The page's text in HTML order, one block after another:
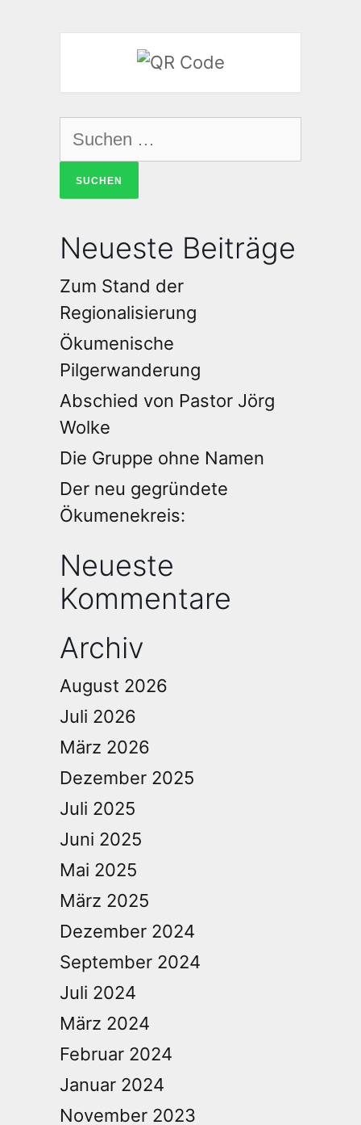
Neueste Beiträge
Zum Stand der
Regionalisierung
Ökumenische
Pilgerwanderung
Abschied von Pastor Jörg
Wolke
Die Gruppe ohne Namen
Der neu gegründete
Ökumenekreis:
Neueste
Kommentare
Archiv
August 2026
Juli 2026
März 2026
Dezember 2025
Juli 2025
Juni 2025
Mai 2025
März 2025
Dezember 2024
September 2024
Juli 2024
März 2024
Februar 2024
Januar 2024
November 2023